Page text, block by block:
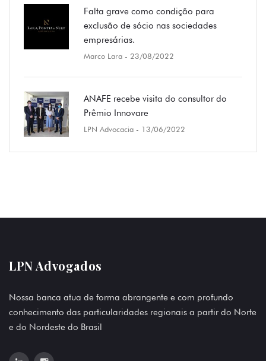
Falta grave como condição para
exclusão de sócio nas sociedades
empresárias.
Marco Lara - 23/08/2022
ANAFE recebe visita do consultor do
Prêmio Innovare
LPN Advocacia - 13/06/2022
LPN Advogados
Nossa banca atua de forma abrangente e com profundo
conhecimento das particularidades regionais a partir do Norte
e do Nordeste do Brasil